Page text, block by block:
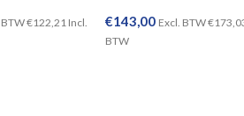
BTW€122,21Incl.
€143,00 Excl. BTW€
BTW